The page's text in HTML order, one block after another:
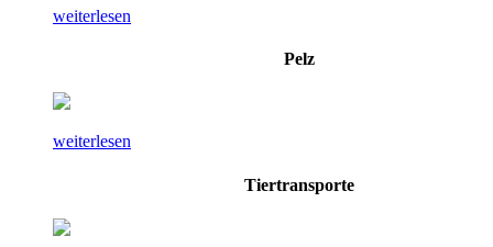
weiterlesen
Pelz
weiterlesen
Tiertransporte